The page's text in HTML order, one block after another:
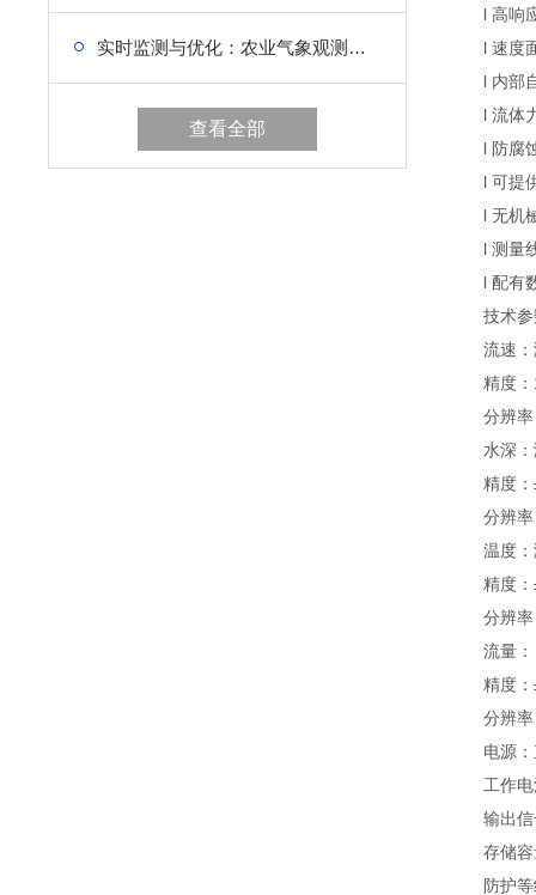
实时监测与优化：农业气象观测站设备的主要构成解析
查看全部
l 高响应
l 速度面
l 内部自
l 流体力
l 防腐蚀
l 可提供
l 无机械
l 测量线
l 配有数
技术参
流速：
精度：
分辨率
水深：
精度：
分辨率
温度：
精度：
分辨率
流量：
精度：
分辨率
电源：
工作电
输出信
存储容
防护等